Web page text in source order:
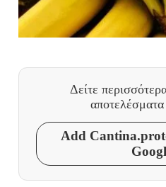
Δείτε
Add